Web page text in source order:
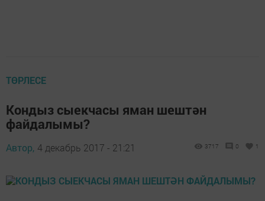
ТӨРЛЕСЕ
Кондыз сыекчасы яман шештән
файдалымы?
Автор, 4 декабрь 2017 - 21:21 3717 0 1